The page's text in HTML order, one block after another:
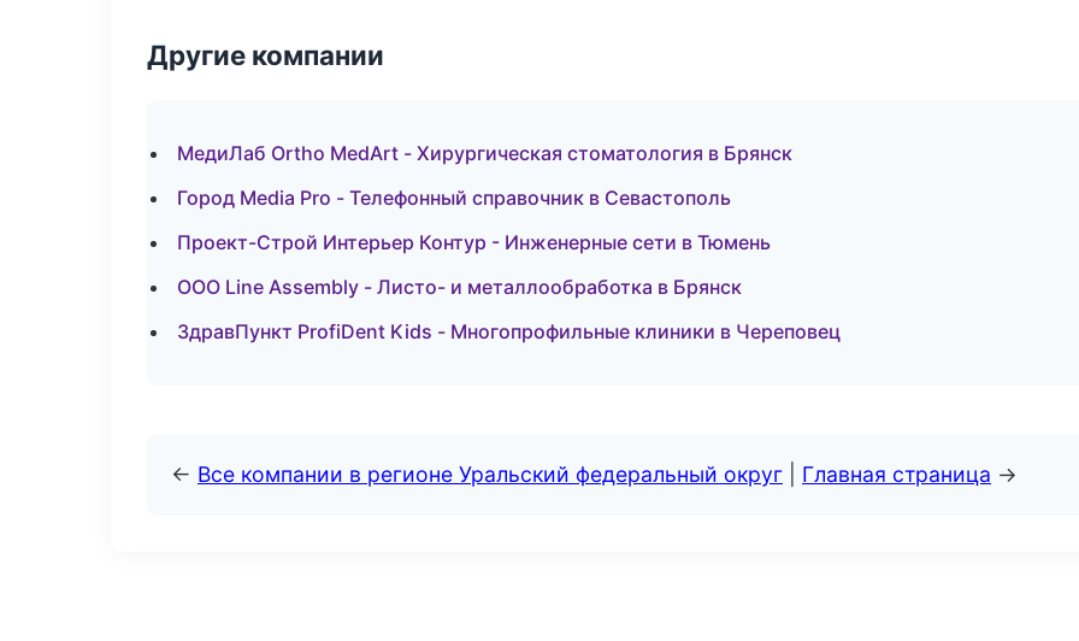
Другие компании
МедиЛаб Ortho MedArt - Хирургическая стоматология в Брянск
Город Media Pro - Телефонный справочник в Севастополь
Проект-Строй Интерьер Контур - Инженерные сети в Тюмень
ООО Line Assembly - Листо- и металлообработка в Брянск
ЗдравПункт ProfiDent Kids - Многопрофильные клиники в Череповец
← Все компании в регионе Уральский федеральный округ Главная страница →